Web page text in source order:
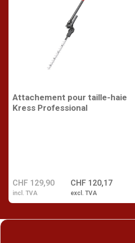
Attachement pour taille-haie
Kress Professional
CHF 120,17
excl. TVA
CHF 129,90
incl. TVA